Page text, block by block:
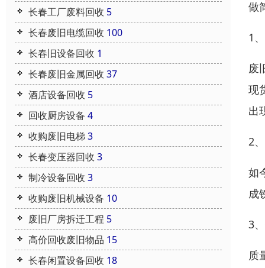
长春工厂废料回收 5
长春废旧电缆回收 100
长春旧设备回收 1
长春废旧金属回收 37
酒店设备回收 5
回收厨房设备 4
收购废旧电梯 3
长春变压器回收 3
制冷设备回收 3
收购废旧机械设备 10
废旧厂房拆迁工程 5
高价回收废旧物品 15
长春闲置设备回收 18
做
1
废
现
出
2
如
成
3
质